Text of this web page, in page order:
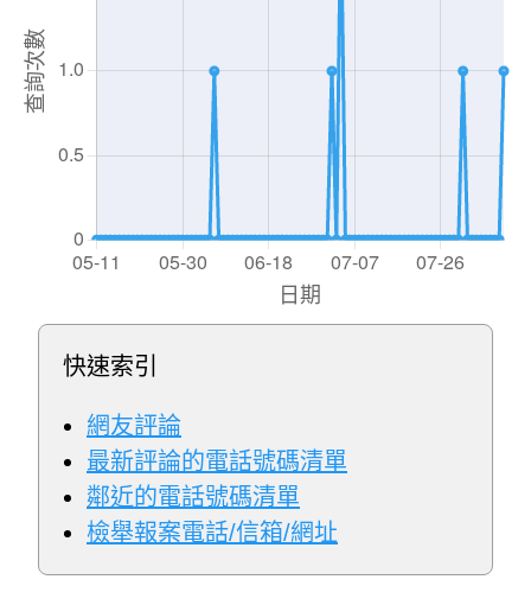
快速索引
網友評論
最新評論的電話號碼清單
鄰近的電話號碼清單
檢舉報案電話/信箱/網址